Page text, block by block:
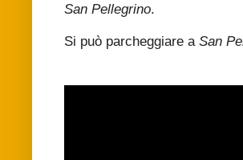
San Pellegrino.
Si può parcheggiare a San